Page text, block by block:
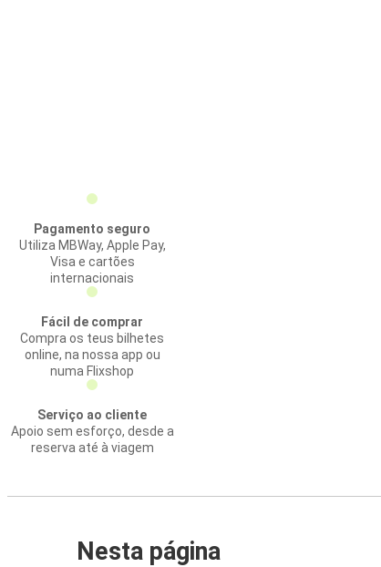
Pagamento seguro
Utiliza MBWay, Apple Pay,
Visa e cartões
internacionais
Fácil de comprar
Compra os teus bilhetes
online, na nossa app ou
numa Flixshop
Serviço ao cliente
Apoio sem esforço, desde a
reserva até à viagem
Nesta página